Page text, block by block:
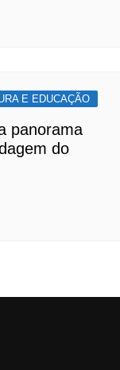
E EDUCAÇÃO
panorama
do